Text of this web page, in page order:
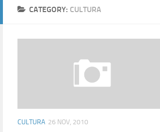
CATEGORY: CULTURA
CULTURA 26 NOV, 2010